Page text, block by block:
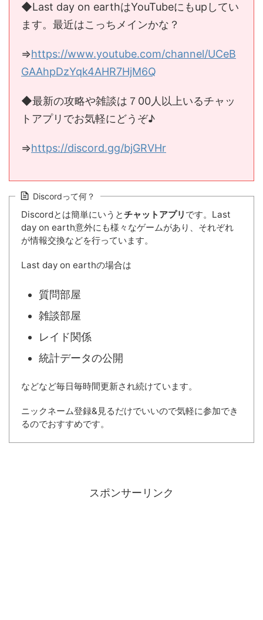
◆Last day on earthはYouTubeにもupしてい
ます。最近はこっちメインかな？
⇒https://www.youtube.com/channel/UCeB
GAAhpDzYqk4AHR7HjM6Q
◆最新の攻略や雑談は７00人以上いるチャッ
トアプリでお気軽にどうぞ♪
⇒https://discord.gg/bjGRVHr
Discordって何？
Discordとは簡単にいうとチャットアプリ です。Last
day on earth意外にも様々なゲームがあり、それぞれ
が情報交換などを行っています。
Last day on earthの場合は
質問部屋
雑談部屋
レイド関係
統計データの公開
などなど毎日毎時間更新され続けています。
ニックネーム登録&見るだけでいいので気軽に参加でき
るのでおすすめです。
スポンサーリンク